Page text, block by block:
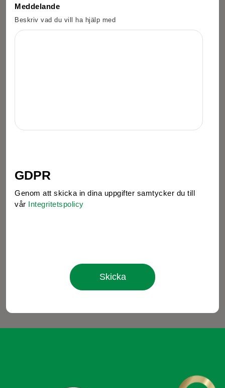
Meddelande
Beskriv vad du vill ha hjälp med
GDPR
Genom att skicka in dina uppgifter samtycker du till
vår Integritetspolicy